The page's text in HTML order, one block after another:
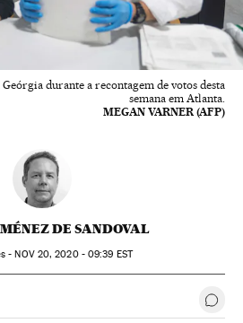
durante a recontagem de votos desta
semana em Atlanta.
MEGAN VARNER (AFP)
DE SANDOVAL
-NOV20, 2020 - 09:39 EST
Twitter
Redes Sociales